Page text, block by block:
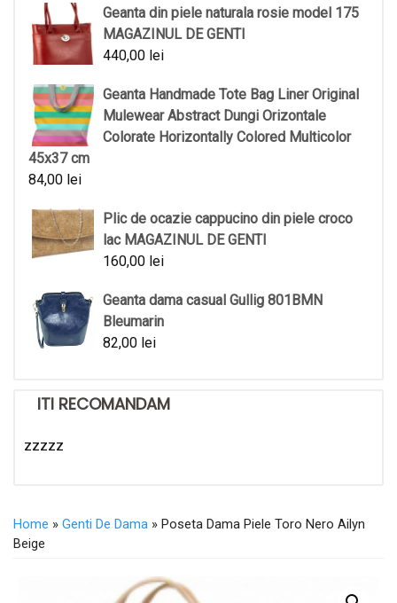
Geanta din piele naturala rosie model 175
MAGAZINUL DE GENTI
440,00 lei
Geanta Handmade Tote Bag Liner Original
Mulewear Abstract Dungi Orizontale
Colorate Horizontally Colored Multicolor
45x37 cm
84,00 lei
Plic de ocazie cappucino din piele croco
lac MAGAZINUL DE GENTI
160,00 lei
Geanta dama casual Gullig 801BMN
Bleumarin
82,00 lei
ITI RECOMANDAM
zzzzz
Home » Genti De Dama » Poseta Dama Piele Toro Nero Ailyn
Beige